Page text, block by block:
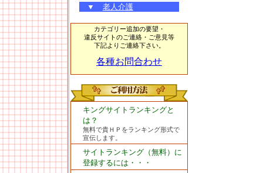
▼
老人介護
カテゴリー追加の要望・
違反サイトのご連絡・ご意見等
下記よりご連絡下さい。
各種お問合わせ
キングサイトランキングと
は？
無料で貴ＨＰをランキング形式で
宣伝します。
サイトランキング（無料）に
登録するには・・・